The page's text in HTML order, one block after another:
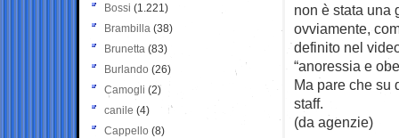
non è stata una
ovviamente,
definito nel
“anoressia e
Ma pare che su
staff.
(da agenzie)
Bossi (1.221)
Brambilla (38)
Brunetta (83)
Burlando (26)
Camogli (2)
canile (4)
Cappello (8)